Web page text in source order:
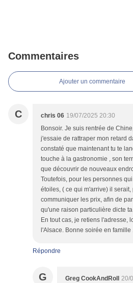
Commentaires
Ajouter un commentaire
C chris 06 19/07/2025 20:30
Bonsoir. Je suis rentrée de
j'essaie de rattraper mon retard
constaté que maintenant tu te
touche à la gastronomie , son
que découvrir de nouveaux
Toutefois, pour les personnes
étoiles, ( ce qui m'arrive) il
communiquer les prix, afin de
qu'une raison particulière dicte
En tout cas, je retiens l'adresse,
l'Alsace. Bonne soirée en famille
Répondre
G Greg CookAndRoll
20/